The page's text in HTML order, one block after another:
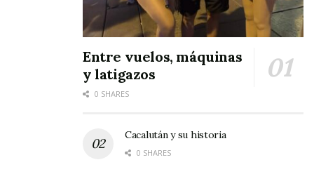
Entre vuelos, máquinas
y latigazos
0 SHARES
Cacalután y su historia
0 SHARES